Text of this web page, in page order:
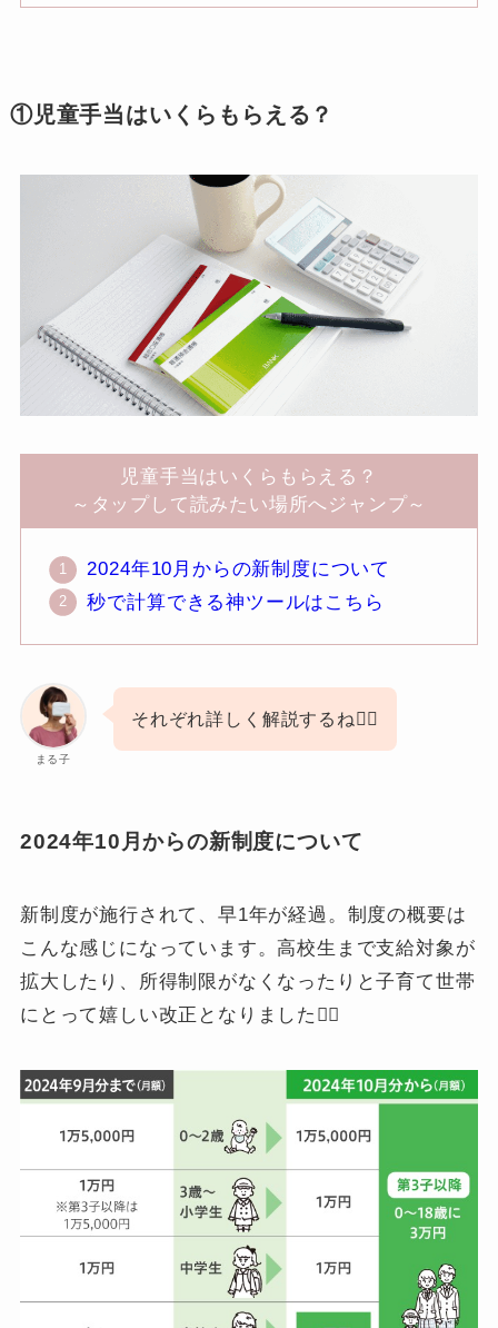
①児童手当はいくらもらえる？
児童手当はいくらもらえる？
～タップして読みたい場所へジャンプ～
2024年10月からの新制度について
秒で計算できる神ツールはこちら
まる子
それぞれ詳しく解説するね🙋‍♀️
2024年10月からの新制度について
新制度が施行されて、早1年が経過。制度の概要は
こんな感じになっています。高校生まで支給対象が
拡大したり、所得制限がなくなったりと子育て世帯
にとって嬉しい改正となりました🙋‍♀️